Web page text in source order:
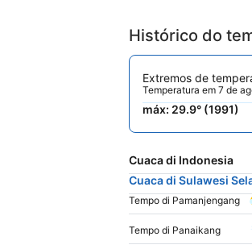
Histórico do
Extremos de
Temperatura em 7 de
máx: 29.9° (1991)
Cuaca di Indonesia
Cuaca di Sulawesi
Tempo di Pamanjengang
Tempo di Panaikang